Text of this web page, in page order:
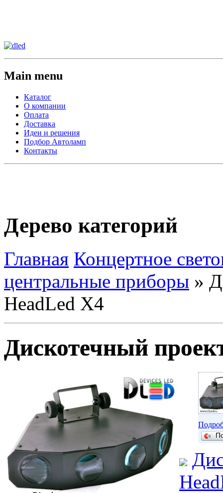
Main menu
Каталог
О компании
Оплата
Доставка
Идеи и решения
Подбор Автоламп
Контакты
Дерево категорий
Главная Концертное
центральные приборы »
HeadLed X4
Дискотечный